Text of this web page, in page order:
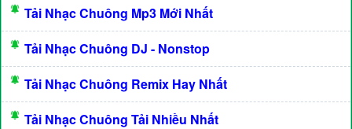
Tải Nhạc Chuông Mp3 Mới Nhất
Tải Nhạc Chuông DJ - Nonstop
Tải Nhạc Chuông Remix Hay Nhất
Tải Nhạc Chuông Tải Nhiều Nhất